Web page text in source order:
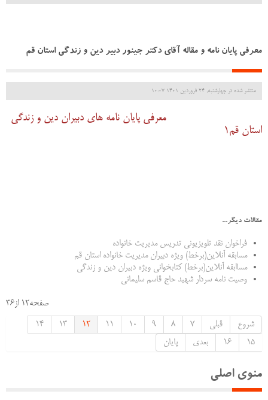
معرفی پایان نامه و مقاله آقای دکتر جینور دبیر دین و زندگی استان قم
منتشر شده در چهارشنبه, 24 فروردين 1401 10:07
معرفی پایان نامه های دبیران دین و زندگی
استان قم1
مقالات دیگر...
فراخوان نقد تلویزیونی تدریس مدیریت خانواده
مسابقه آنلاین(برخط) ویژه دبیران مدیریت خانواده استان قم
مساابقه آنلاین(برخط) کتابخوانی ویژه دبیران دین و زندگی
وصیت نامه سردار شهید حاج قاسم سلیمانی
صفحه12 از36
شروع
قبلی 7
8
9
10
11
12
13
14
15
16 بعدی پایان
منوی اصلی